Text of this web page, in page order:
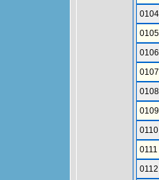
0104
0105
0106
0107
0108
0109
0110
0111
0112